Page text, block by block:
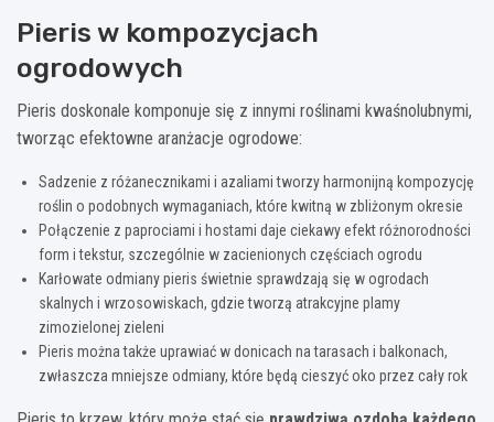
Pieris w kompozycjach
ogrodowych
Pieris doskonale komponuje się z innymi roślinami kwaśnolubnymi,
tworząc efektowne aranżacje ogrodowe:
Sadzenie z różanecznikami i azaliami tworzy harmonijną kompozycję
roślin o podobnych wymaganiach, które kwitną w zbliżonym okresie
Połączenie z paprociami i hostami daje ciekawy efekt różnorodności
form i tekstur, szczególnie w zacienionych częściach ogrodu
Karłowate odmiany pieris świetnie sprawdzają się w ogrodach
skalnych i wrzosowiskach, gdzie tworzą atrakcyjne plamy
zimozielonej zieleni
Pieris można także uprawiać w donicach na tarasach i balkonach,
zwłaszcza mniejsze odmiany, które będą cieszyć oko przez cały rok